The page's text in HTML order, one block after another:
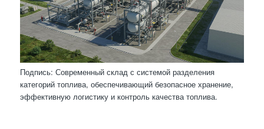
Подпись: Современный склад с системой разделения
категорий топлива, обеспечивающий безопасное хранение,
эффективную логистику и контроль качества топлива.